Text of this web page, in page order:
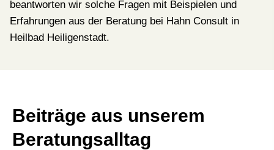
beantworten wir solche Fragen mit Beispielen und
Erfahrungen aus der Beratung bei Hahn Consult in
Heilbad Heiligenstadt.
Beiträge aus unserem
Beratungsalltag